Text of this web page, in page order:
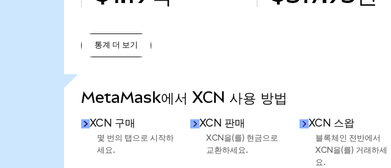
통계 더 보기
MetaMask에서 XCN 사용 방법
XCN 구매
몇 번의 탭으로 시작하
세요.
XCN 판매
XCN을(를) 현금으로
교환하세요.
XCN 스왑
블록체인 전반에서
XCN을(를) 거래하세
요.